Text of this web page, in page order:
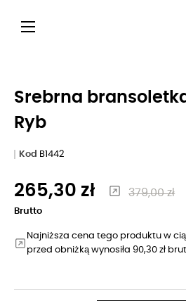
Przełącz nawigację
☰
Srebrna
Ryb
Kod B1442
265,30 zł 379,00 zł
Brutto
Najniższa cena tego produktu w
przed obniżką wynosiła 90,30 zł